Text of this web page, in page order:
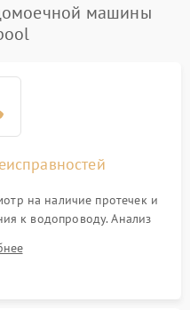
машины
на наличие протечек и
к водопроводу. Анализ
нагрева, вращения
системы защиты